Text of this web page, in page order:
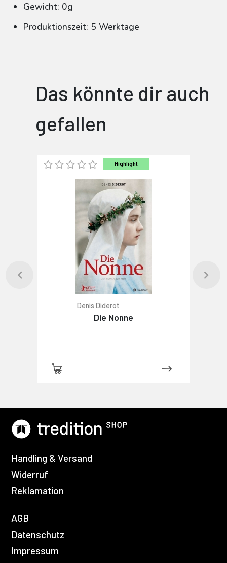
Gewicht: 0g
Produktionszeit: 5 Werktage
Das könnte dir auch
gefallen
Highlight
Denis Diderot
Die Nonne
Handling & Versand
Widerruf
Reklamation
AGB
Datenschutz
Impressum